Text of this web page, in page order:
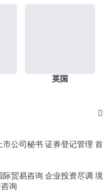
英国

市公司秘书 证券登记管理 首
际贸易咨询 企业投资尽调 境
询